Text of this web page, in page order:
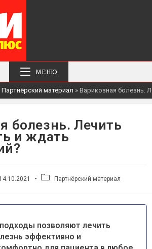
МЕНЮ
Партнёрский материал » Варикозная болезнь.
болезнь. Лечить
и ждать
14.10.2021 Партнёрский материал
позволяют лечить
эффективно и